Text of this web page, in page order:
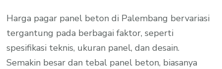
Harga pagar panel beton di Palembang bervariasi
tergantung pada berbagai faktor, seperti
spesifikasi teknis, ukuran panel, dan desain.
Semakin besar dan tebal panel beton, biasanya